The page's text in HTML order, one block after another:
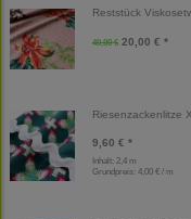
Reststück
40,00 € 20,00 € *
Riesenzackenlitze
9,60 € *
Inhalt: 2,4 m
Grundpreis: 4,00 € / m